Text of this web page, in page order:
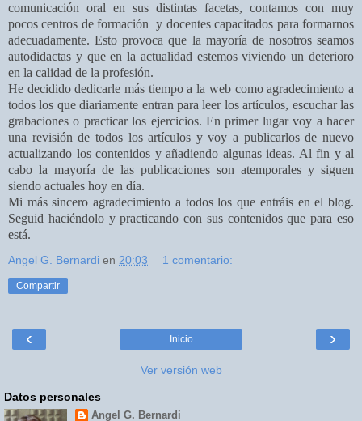
comunicación oral en sus distintas facetas, contamos con muy
pocos centros de formación y docentes capacitados para formarnos
adecuadamente. Esto provoca que la mayoría de nosotros seamos
autodidactas y que en la actualidad estemos viviendo un deterioro
en la calidad de la profesión.
He decidido dedicarle más tiempo a la web como agradecimiento a
todos los que diariamente entran para leer los artículos, escuchar las
grabaciones o practicar los ejercicios. En primer lugar voy a hacer
una revisión de todos los artículos y voy a publicarlos de nuevo
actualizando los contenidos y añadiendo algunas ideas. Al fin y al
cabo la mayoría de las publicaciones son atemporales y siguen
siendo actuales hoy en día.
Mi más sincero agradecimiento a todos los que entráis en el blog.
Seguid haciéndolo y practicando con sus contenidos que para eso
está.
Angel G. Bernardi en 20:03 1 comentario:
Compartir
‹ ›
Inicio
Ver versión web
Datos personales
Angel G. Bernardi